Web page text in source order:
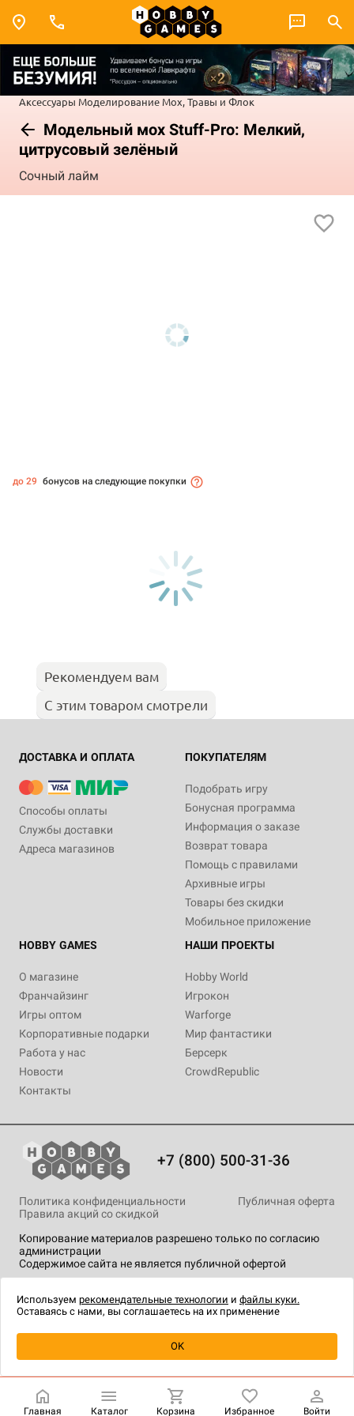
Аксессуары Моделирование Мох, Травы и Флок
Модельный мох Stuff-Pro: Мелкий,
цитрусовый зелёный
Сочный лайм
Купить
до 29 бонусов на следующие покупки
Рекомендуем вам
С этим товаром смотрели
ДОСТАВКА И ОПЛАТА
Способы оплаты
Службы доставки
Адреса магазинов
ПОКУПАТЕЛЯМ
Подобрать игру
Бонусная программа
Информация о заказе
Возврат товара
Помощь с правилами
Архивные игры
Товары без скидки
Мобильное приложение
HOBBY GAMES
О магазине
Франчайзинг
Игры оптом
Корпоративные подарки
Работа у нас
Новости
Контакты
НАШИ ПРОЕКТЫ
Hobby World
Игрокон
Warforge
Мир фантастики
Берсерк
CrowdRepublic
+7 (800) 500-31-36
Копирование материалов разрешено только по согласию
администрации
Содержимое сайта не является публичной офертой
Политика конфиденциальности
Публичная оферта
Правила акций со скидкой
технологии.
Главная Каталог Корзина Избранное Войти
Используем рекомендательные технологии и файлы куки.
Оставаясь с нами, вы соглашаетесь на их применение
OK